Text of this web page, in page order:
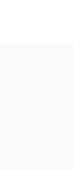
to Create